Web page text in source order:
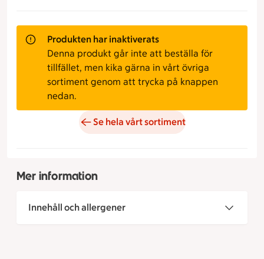
Produkten har inaktiverats
Denna produkt går inte att beställa för
tillfället, men kika gärna in vårt övriga
sortiment genom att trycka på knappen
nedan.
Se hela vårt sortiment
Mer information
Innehåll och allergener